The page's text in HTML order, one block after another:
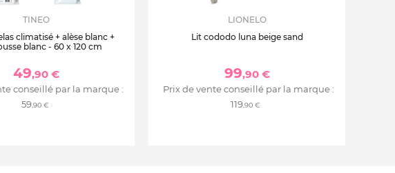
TINEO
climatisé + alèse blanc +
blanc - 60 x 120 cm
49,90 €
conseillé par la marque :
59,90 €
LIONELO
Lit cododo luna beige sand
99,90 €
Prix de vente conseillé par la marque :
119,90 €